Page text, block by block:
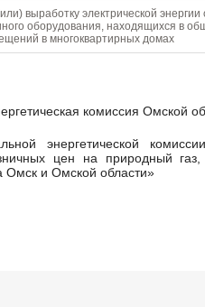
выработку электрической
оборудования, находящихся в
в многоквартирных домах
комиссия Омской
цен на природный
Омск и Омской области»